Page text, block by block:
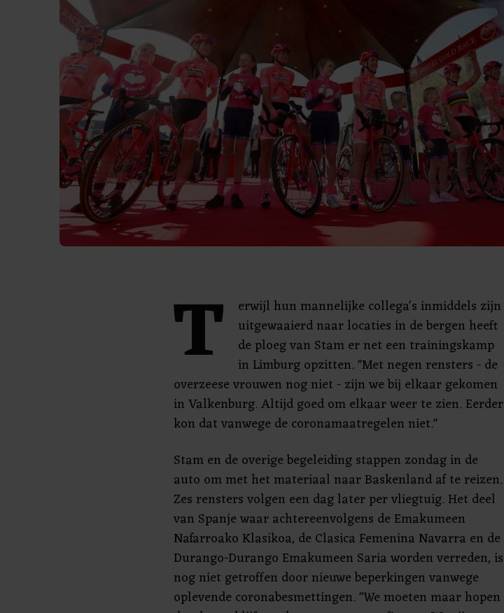
T
erwijl hun mannelijke collega's inmiddels zijn
uitgewaaierd naar locaties in de bergen heeft
de ploeg van Stam er net een trainingskamp
in Limburg opzitten. "Met negen rensters - de
overzeese vrouwen nog niet - zijn we bij elkaar gekomen
in Valkenburg. Altijd goed om elkaar weer te zien. Eerder
kon dat vanwege de coronamaatregelen niet."
Stam en de overige begeleiding stappen zondag in de
auto om met het materiaal naar Baskenland af te reizen.
Zes rensters volgen een dag later per vliegtuig. Het deel
van Spanje waar achtereenvolgens de Emakumeen
Nafarroako Klasikoa, de Clasica Femenina Navarra en de
Durango-Durango Emakumeen Saria worden verreden, is
nog niet getroffen door nieuwe beperkingen vanwege
oplevende coronabesmettingen. "We moeten maar hopen